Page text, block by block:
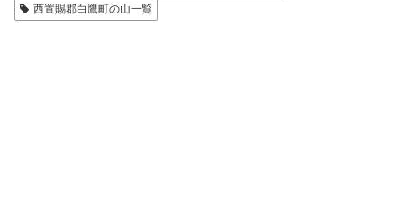
西置賜郡白鷹町の山一覧